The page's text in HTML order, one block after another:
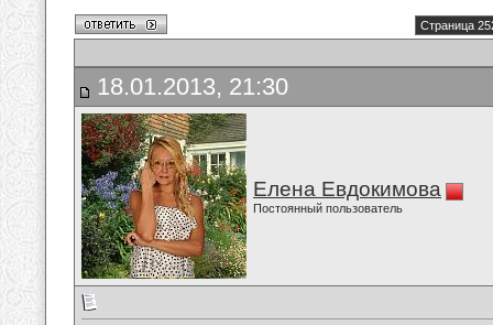
Страница
18.01.2013, 21:30
Елена Евдокимова
Постоянный пользователь